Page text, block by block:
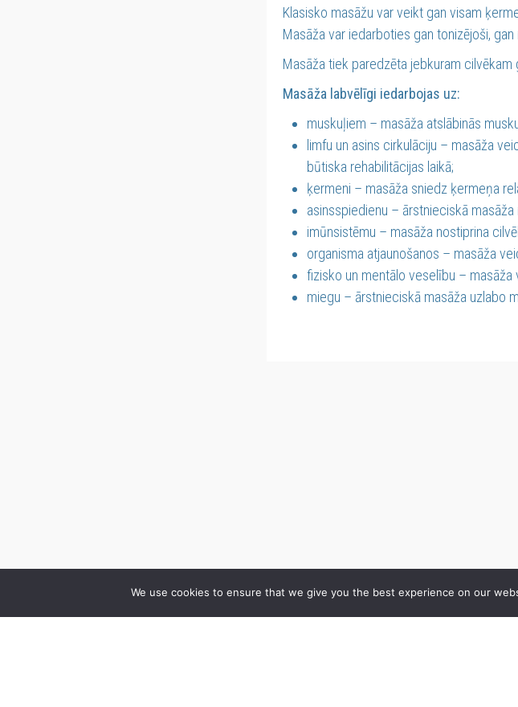
Klasisko masāžu var veikt gan visam
Masāža var iedarboties gan tonizējoši,
Masāža tiek paredzēta jebkuram
Masāža labvēlīgi iedarbojas uz:
muskuļiem – masāža atslābinās
limfu un asins cirkulāciju – masāža
būtiska rehabilitācijas laikā;
ķermeni – masāža sniedz ķermeņa
asinsspiedienu – ārstnieciskā masāža
imūnsistēmu – masāža nostiprina
organisma atjaunošanos – masāža
fizisko un mentālo veselību –
miegu – ārstnieciskā masāža uzlabo
We use cookies to ensure that we give you the best experience on our